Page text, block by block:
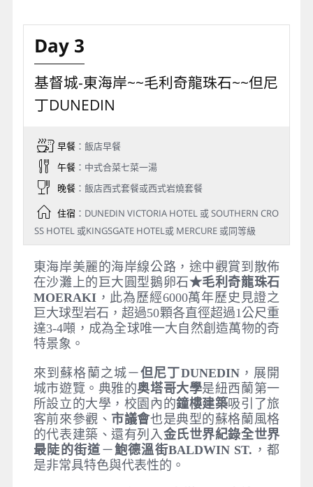
Day 3
基督城-東海岸~~毛利奇龍珠石~~但尼
丁DUNEDIN
早餐：飯店早餐
午餐：中式合菜七菜一湯
晚餐：飯店西式套餐或西式岩燒套餐
住宿：DUNEDIN VICTORIA HOTEL 或 SOUTHERN CRO
SS HOTEL 或KINGSGATE HOTEL或 MERCURE 或同等級
東海岸美麗的海岸線公路，途中觀賞到散佈
在沙灘上的巨大圓型鵝卵石★毛利奇龍珠石
MOERAKI，此為歷經6000萬年歷史見證之
巨大球型岩石，超過50顆各直徑超過1公尺重
達3-4噸，成為全球唯一大自然創造萬物的奇
特景象。
來到蘇格蘭之城－但尼丁DUNEDIN，展開
城市遊覽。典雅的奥塔哥大學是紐西蘭第一
所設立的大學，校園內的鐘樓建築吸引了旅
客前來參觀、 市議會也是典型的蘇格蘭風格
的代表建築、還有列入金氏世界紀錄全世界
最陡的街道－鮑德溫街BALDWIN ST. ，都
是非常具特色與代表性的。